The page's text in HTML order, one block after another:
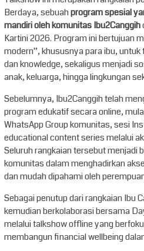
Berdaya, sebuahprogram spesial
mandiri oleh komunitas Ibu2Canggih
Kartini 2026. Program ini bertujuan
modern”, khususnya para ibu,
dan knowledge, sekaligus menjadi
anak, keluarga, hingga lingkungan
Sebelumnya, Ibu2Canggih telah
program edukatif secara online,
WhatsApp Group komunitas, sesi
educational content series melalui
Seluruh rangkaian tersebut menjadi
komunitas dalam menghadirkan
dan mudah dipahami oleh
Sebagai penutup dari rangkaian Ibu
kemudian berkolaborasi bersama
melalui talkshow offline yang
membangun financial wellbeing